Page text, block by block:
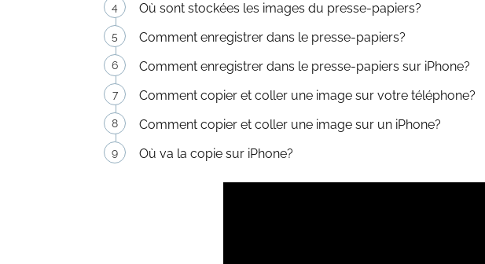
Où sont stockées les images du presse-papiers?
Comment enregistrer dans le presse-papiers?
Comment enregistrer dans le presse-papiers sur iPhone?
Comment copier et coller une image sur votre téléphone?
Comment copier et coller une image sur un iPhone?
Où va la copie sur iPhone?